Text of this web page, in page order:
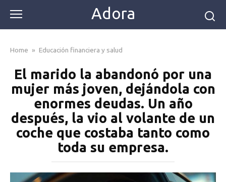
content
Adora
Home » Educación financiera y salud
El marido la abandonó por una
mujer más joven, dejándola con
enormes deudas. Un año
después, la vio al volante de un
coche que costaba tanto como
toda su empresa.